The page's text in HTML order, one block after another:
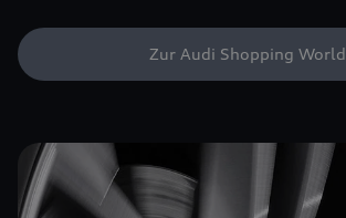
Zur Audi Shopping World